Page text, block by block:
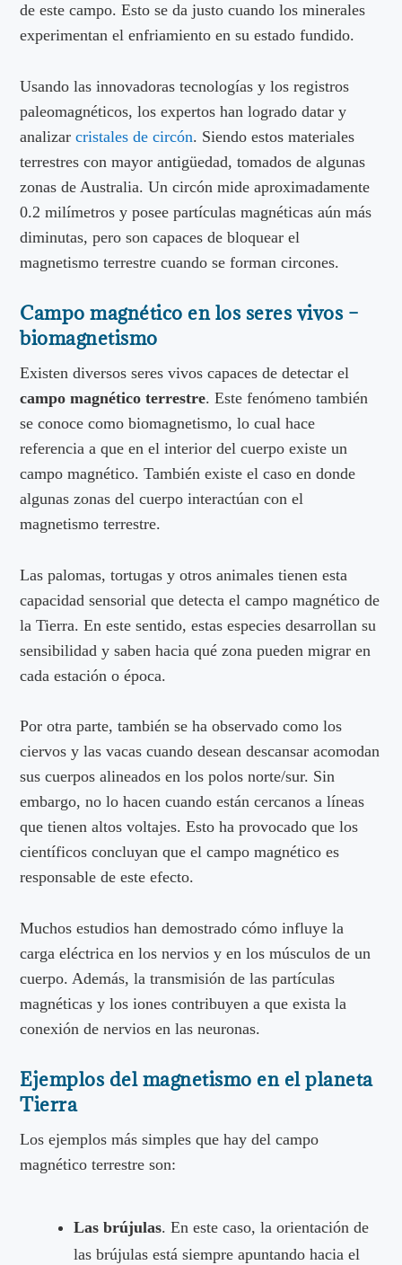
de este campo. Esto se da justo cuando los minerales
experimentan el enfriamiento en su estado fundido.
Usando las innovadoras tecnologías y los registros
paleomagnéticos, los expertos han logrado datar y
analizarcristales de circón. Siendo estos materiales
terrestres con mayor antigüedad, tomados de algunas
zonas de Australia. Un circón mide aproximadamente
0.2 milímetros y posee partículas magnéticas aún más
diminutas, pero son capaces de bloquear el
magnetismo terrestre cuando se forman circones.
Campo magnético en los seres vivos –
biomagnetismo
Existen diversos seres vivos capaces de detectar el
campo magnético terrestre. Este fenómeno también
se conoce como biomagnetismo, lo cual hace
referencia a que en el interior del cuerpo existe un
campo magnético. También existe el caso en donde
algunas zonas del cuerpo interactúan con el
magnetismo terrestre.
Las palomas, tortugas y otros animales tienen esta
capacidad sensorial que detecta el campo magnético de
la Tierra. En este sentido, estas especies desarrollan su
sensibilidad y saben hacia qué zona pueden migrar en
cada estación o época.
Por otra parte, también se ha observado como los
ciervos y las vacas cuando desean descansar acomodan
sus cuerpos alineados en los polos norte/sur. Sin
embargo, no lo hacen cuando están cercanos a líneas
que tienen altos voltajes. Esto ha provocado que los
científicos concluyan que el campo magnético es
responsable de este efecto.
Muchos estudios han demostrado cómo influye la
carga eléctrica en los nervios y en los músculos de un
cuerpo. Además, la transmisión de las partículas
magnéticas y los iones contribuyen a que exista la
conexión de nervios en las neuronas.
Ejemplos del magnetismo en el planeta
Tierra
Los ejemplos más simples que hay del campo
magnético terrestre son:
Las brújulas. En este caso, la orientación de
las brújulas está siempre apuntando hacia el